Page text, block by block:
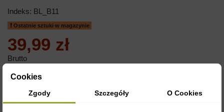
Indeks: BL_B11
Ostatnie sztuki w magazynie
39,99 zł
Brutto
W cenie biżuterii dołączone jest pudełko oraz torebka.
Cookies
Zgody Szczegóły O Cookies